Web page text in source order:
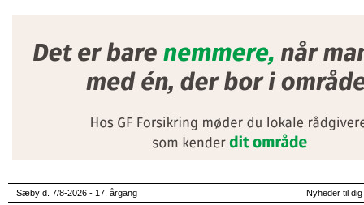
Sæby d. 7/8-2026 - 17. årgang Nyheder til